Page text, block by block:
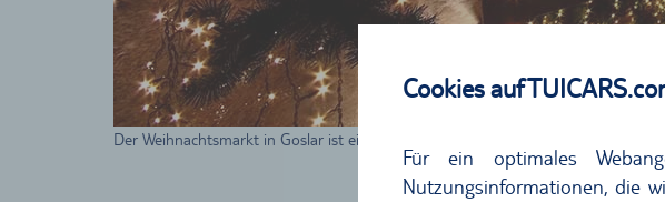
Cookies auf
Für ein optimales
Nutzungsinformationen, die
Der Weihnachtsmarkt in Goslar ist ein echtes Schmuckstück